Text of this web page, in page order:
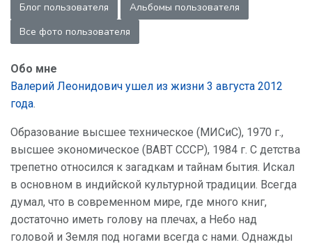
Блог пользователя
Альбомы пользователя
Все фото пользователя
Обо мне
Валерий Леонидович ушел из жизни 3 августа 2012
года.
Образование высшее техническое (МИСиС), 1970 г.,
высшее экономическое (ВАВТ СССР), 1984 г. С детства
трепетно относился к загадкам и тайнам бытия. Искал
в основном в индийской культурной традиции. Всегда
думал, что в современном мире, где много книг,
достаточно иметь голову на плечах, а Небо над
головой и Земля под ногами всегда с нами. Однажды